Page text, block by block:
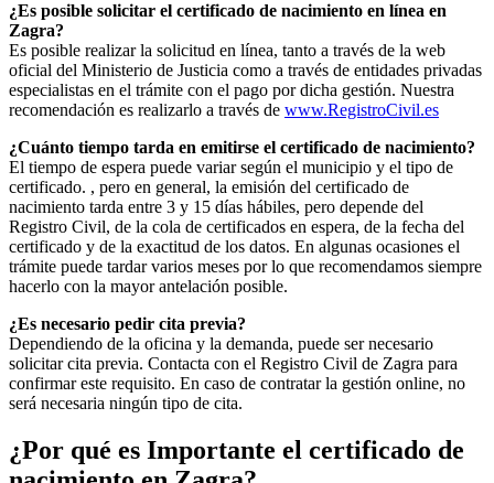
¿Es posible solicitar el certificado de nacimiento en línea en
Zagra?
Es posible realizar la solicitud en línea, tanto a través de la web
oficial del Ministerio de Justicia como a través de entidades privadas
especialistas en el trámite con el pago por dicha gestión. Nuestra
recomendación es realizarlo a través de www.RegistroCivil.es
¿Cuánto tiempo tarda en emitirse el certificado de nacimiento?
El tiempo de espera puede variar según el municipio y el tipo de
certificado. , pero en general, la emisión del certificado de
nacimiento tarda entre 3 y 15 días hábiles, pero depende del
Registro Civil, de la cola de certificados en espera, de la fecha del
certificado y de la exactitud de los datos. En algunas ocasiones el
trámite puede tardar varios meses por lo que recomendamos siempre
hacerlo con la mayor antelación posible.
¿Es necesario pedir cita previa?
Dependiendo de la oficina y la demanda, puede ser necesario
solicitar cita previa. Contacta con el Registro Civil de Zagra para
confirmar este requisito. En caso de contratar la gestión online, no
será necesaria ningún tipo de cita.
¿Por qué es Importante el certificado de